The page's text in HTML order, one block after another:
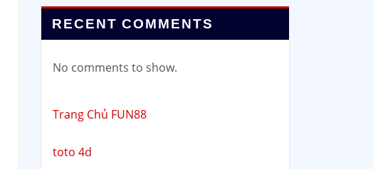
RECENT COMMENTS
No comments to show.
Trang Chủ FUN88
toto 4d